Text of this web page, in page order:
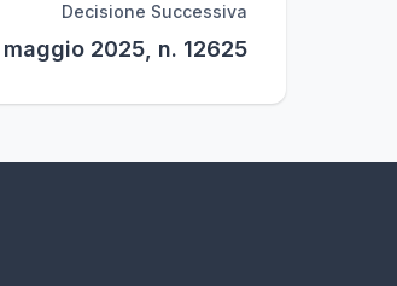
Decisione Successiva
maggio 2025, n. 12625